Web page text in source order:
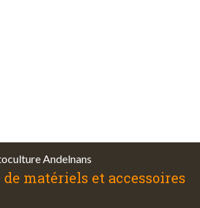
matériels et accessoires